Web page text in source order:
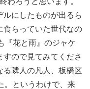
にしたものが出るら
食らっていた世代なの
『花と雨』のジャケ
ので見てみてくださ
る隣人の凡人、板橋区
。というわけで、来